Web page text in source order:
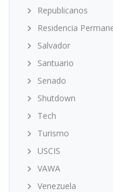
Republicanos
Residencia
Salvador
Santuario
Senado
Shutdown
Tech
Turismo
USCIS
VAWA
Venezuela